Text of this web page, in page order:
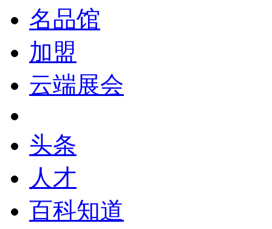
名品馆
加盟
云端展会
头条
人才
百科知道